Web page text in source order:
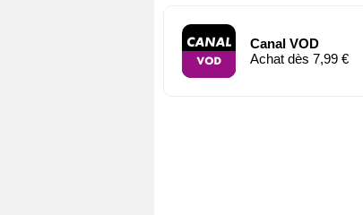
Canal VOD
Achat dès 7,99 €